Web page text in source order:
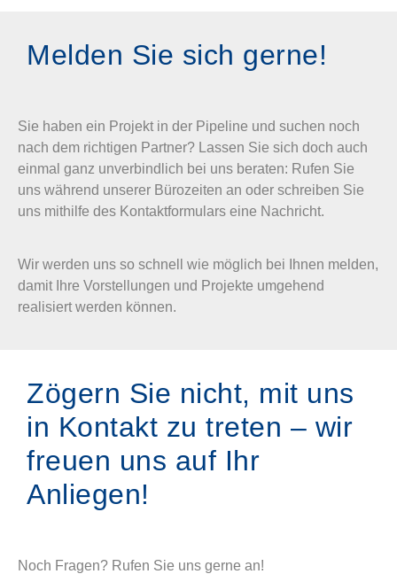
Melden Sie sich gerne!
Sie haben ein Projekt in der Pipeline und suchen noch
nach dem richtigen Partner? Lassen Sie sich doch auch
einmal ganz unverbindlich bei uns beraten: Rufen Sie
uns während unserer Bürozeiten an oder schreiben Sie
uns mithilfe des Kontaktformulars eine Nachricht.
Wir werden uns so schnell wie möglich bei Ihnen melden,
damit Ihre Vorstellungen und Projekte umgehend
realisiert werden können.
Zögern Sie nicht, mit uns
in Kontakt zu treten – wir
freuen uns auf Ihr
Anliegen!
Noch Fragen? Rufen Sie uns gerne an!